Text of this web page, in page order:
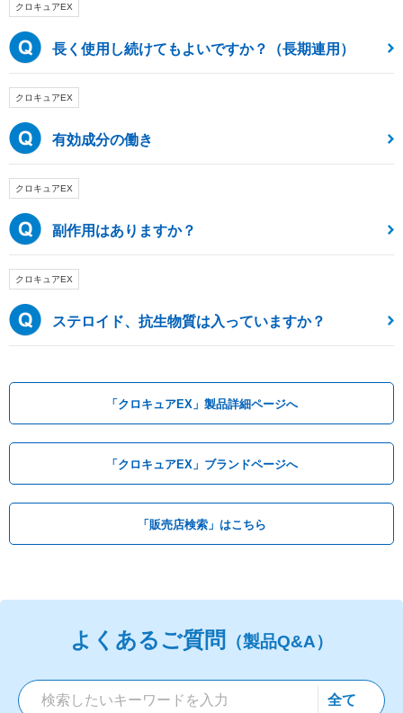
クロキュアEX
長く使用し続けてもよいですか？（長期連用）
クロキュアEX
有効成分の働き
クロキュアEX
副作用はありますか？
クロキュアEX
ステロイド、抗生物質は入っていますか？
「クロキュアEX」製品詳細ページへ
「クロキュアEX」ブランドページへ
「販売店検索」はこちら
よくあるご質問 （製品Q&A）